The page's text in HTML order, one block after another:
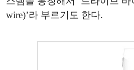
wire)’라 부르기도 한다.